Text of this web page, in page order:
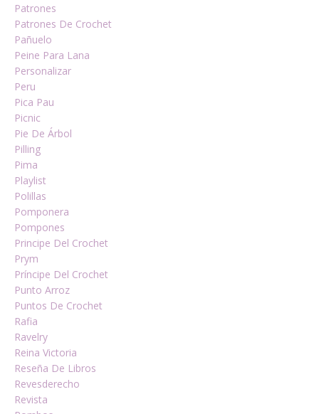
Patrones
Patrones De Crochet
Pañuelo
Peine Para Lana
Personalizar
Peru
Pica Pau
Picnic
Pie De Árbol
Pilling
Pima
Playlist
Polillas
Pomponera
Pompones
Principe Del Crochet
Prym
Príncipe Del Crochet
Punto Arroz
Puntos De Crochet
Rafia
Ravelry
Reina Victoria
Reseña De Libros
Revesderecho
Revista